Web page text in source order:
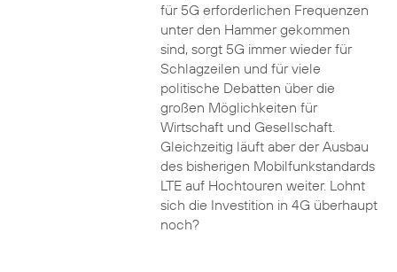
für 5G erforderlichen Frequenzen
unter den Hammer gekommen
sind, sorgt 5G immer wieder für
Schlagzeilen und für viele
politische Debatten über die
großen Möglichkeiten für
Wirtschaft und Gesellschaft.
Gleichzeitig läuft aber der Ausbau
des bisherigen Mobilfunkstandards
LTE auf Hochtouren weiter. Lohnt
sich die Investition in 4G überhaupt
noch?